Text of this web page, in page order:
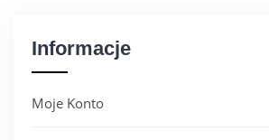
Informacje
Moje Konto